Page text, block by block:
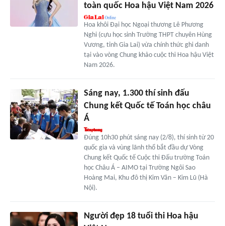
toàn quốc Hoa hậu Việt Nam 2026
Hoa khôi Đại học Ngoại thương Lê Phương
Nghi (cựu học sinh Trường THPT chuyên Hùng
Vương, tỉnh Gia Lai) vừa chính thức ghi danh
tại vào vòng Chung khảo cuộc thi Hoa hậu Việt
Nam 2026.
Sáng nay, 1.300 thí sinh đấu
Chung kết Quốc tế Toán học châu
Á
Đúng 10h30 phút sáng nay (2/8), thí sinh từ 20
quốc gia và vùng lãnh thổ bắt đầu dự Vòng
Chung kết Quốc tế Cuộc thi Đấu trường Toán
học Châu Á – AIMO tại Trường Ngôi Sao
Hoàng Mai, Khu đô thị Kim Văn – Kim Lũ (Hà
Nội).
Người đẹp 18 tuổi thi Hoa hậu